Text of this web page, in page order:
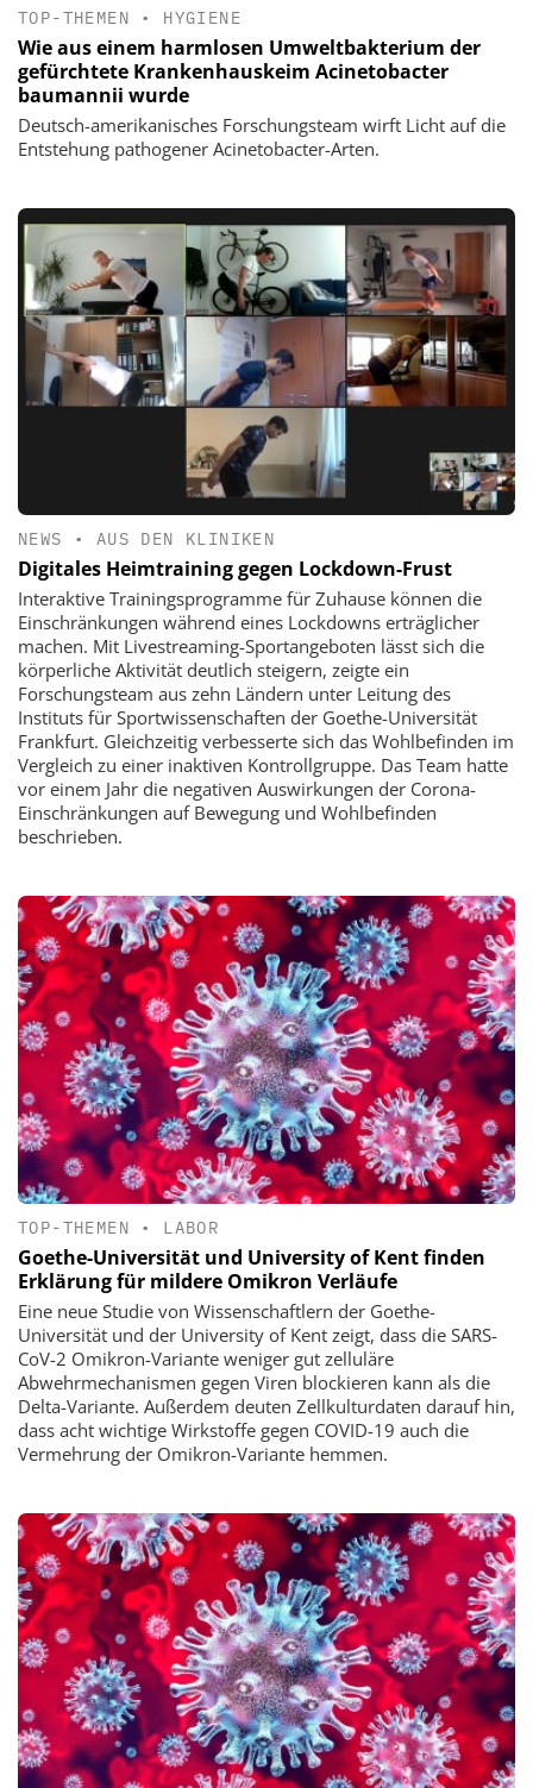
TOP-THEMEN • HYGIENE
Wie aus einem harmlosen Umweltbakterium der
gefürchtete Krankenhauskeim Acinetobacter
baumannii wurde
Deutsch-amerikanisches Forschungsteam wirft Licht auf die
Entstehung pathogener Acinetobacter-Arten.
NEWS • AUS DEN KLINIKEN
Digitales Heimtraining gegen Lockdown-Frust
Interaktive Trainingsprogramme für Zuhause können die
Einschränkungen während eines Lockdowns erträglicher
machen. Mit Livestreaming-Sportangeboten lässt sich die
körperliche Aktivität deutlich steigern, zeigte ein
Forschungsteam aus zehn Ländern unter Leitung des
Instituts für Sportwissenschaften der Goethe-Universität
Frankfurt. Gleichzeitig verbesserte sich das Wohlbefinden im
Vergleich zu einer inaktiven Kontrollgruppe. Das Team hatte
vor einem Jahr die negativen Auswirkungen der Corona-
Einschränkungen auf Bewegung und Wohlbefinden
beschrieben.
TOP-THEMEN • LABOR
Goethe-Universität und University of Kent finden
Erklärung für mildere Omikron Verläufe
Eine neue Studie von Wissenschaftlern der Goethe-
Universität und der University of Kent zeigt, dass die SARS-
CoV-2 Omikron-Variante weniger gut zelluläre
Abwehrmechanismen gegen Viren blockieren kann als die
Delta-Variante. Außerdem deuten Zellkulturdaten darauf hin,
dass acht wichtige Wirkstoffe gegen COVID-19 auch die
Vermehrung der Omikron-Variante hemmen.